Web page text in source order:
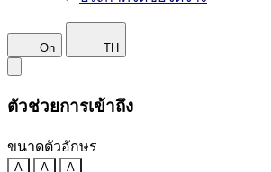
On TH
ตัวช่วยการเข้าถึง
ขนาดตัวอักษร
A A A